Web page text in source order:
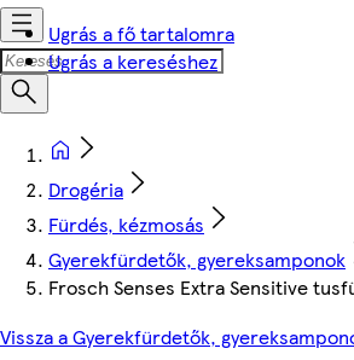
Ugrás a fő tartalomra
Ugrás a kereséshez
Drogéria
Fürdés, kézmosás
Gyerekfürdetők, gyereksamponok
Frosch Senses Extra Sensitive
Vissza a Gyerekfürdetők,